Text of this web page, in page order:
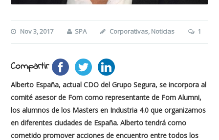
Nov 3, 2017 SPA Corporativas, Noticias 1
Compartir
Alberto España, actual CDO del Grupo Segura, se incorpora al
comité asesor de Fom como representante de Fom Alumni,
los alumnos de los Masters en Industria 4.0 que organizamos
en diferentes ciudades de España. Alberto tendrá como
cometido promover acciones de encuentro entre todos los